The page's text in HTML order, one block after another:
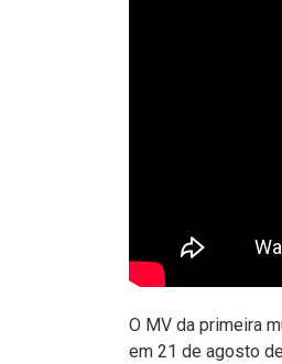
O MV da primeira
em 21 de agosto